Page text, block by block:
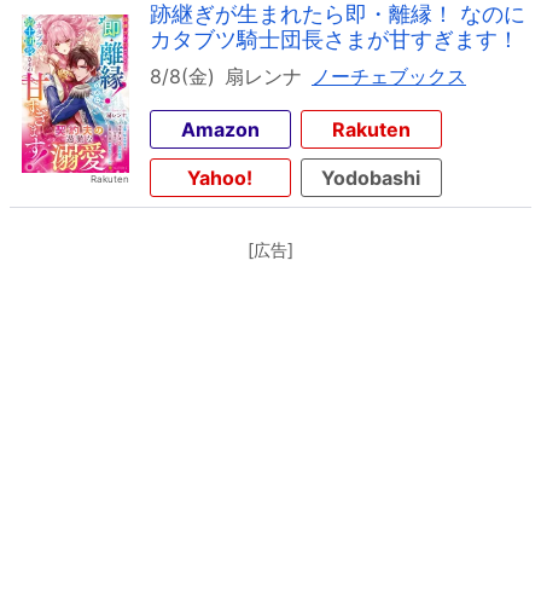
跡継ぎが生まれたら即・離縁！ なのに
カタブツ騎士団長さまが甘すぎます！
8/8(金) 扇レンナ ノーチェブックス
Amazon
Rakuten
Yahoo!
Yodobashi
[広告]